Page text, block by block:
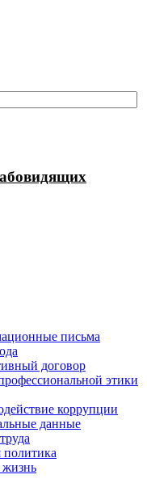
письма
договор
этики
коррупции
данные
политика